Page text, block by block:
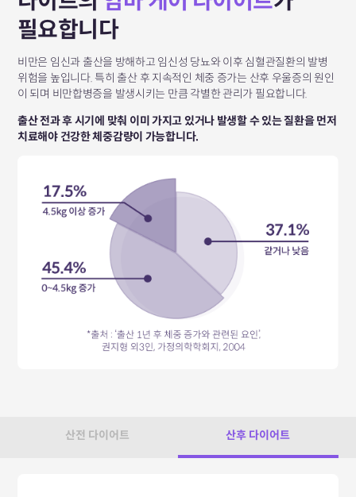
필요합니다
비만은 임신과 출산을 방해하고 임신성 당뇨와 이후 심혈관질환의 발병
위험을 높입니다. 특히 출산 후 지속적인 체중 증가는 산후 우울증의 원인
이 되며 비만합병증을 발생시키는 만큼 각별한 관리가 필요합니다.
출산 전과 후 시기에 맞춰 이미 가지고 있거나 발생할 수 있는 질환을 먼저
치료해야 건강한 체중감량이 가능합니다.
산전 다이어트 산후 다이어트